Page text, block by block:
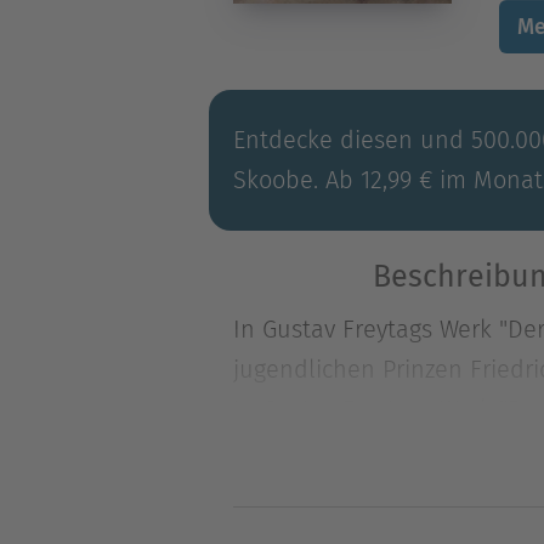
Entdecke diesen und
Skoobe. Ab 12,99 € im
In Gustav Freytags Werk
jugendlichen Prinzen
jugendlichen Prinzen